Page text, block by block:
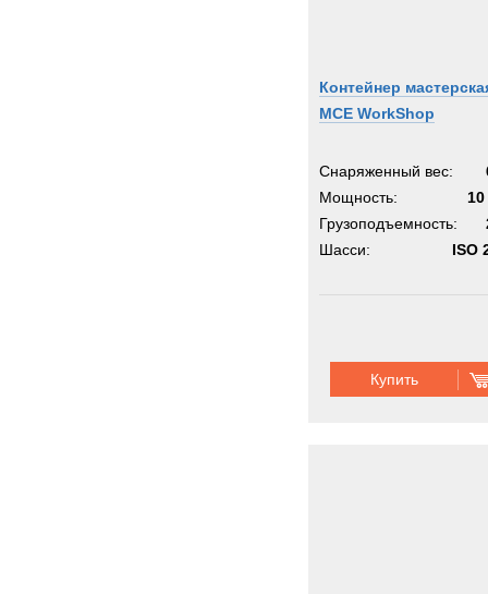
Контейнер
MCE WorkShop
Снаряженный вес:
Мощность:
Грузоподъемность:
Шасси:
ISO
Купить